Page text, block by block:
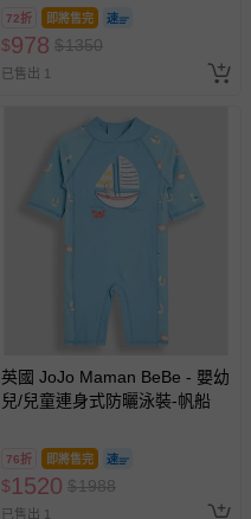
72折 即將售完
$978 $1350
已售出 1
英國 JoJo Maman BeBe - 嬰幼
兒/兒童連身式防曬泳裝-帆船
76折 即將售完
$1520 $1988
已售出 1